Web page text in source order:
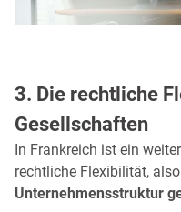
3. Die rechtliche
Gesellschaften
In Frankreich ist ein
rechtliche Flexibilität, also
Unternehmensstruktur